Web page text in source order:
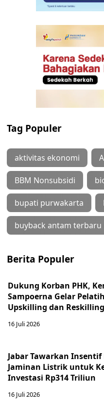
Tag Populer
aktivitas ekonomi
BBM Nonsubsidi
bupati purwakarta
buyback antam terbaru
Berita Populer
Dukung Korban PHK,
Sampoerna Gelar
Upskilling dan
16 Juli 2026
Jabar Tawarkan Insentif
Jaminan Listrik untuk
Investasi Rp314 Triliun
16 Juli 2026